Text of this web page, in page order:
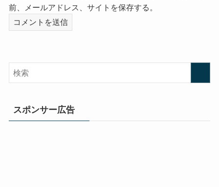
前、メールアドレス、サイトを保存する。
スポンサー広告